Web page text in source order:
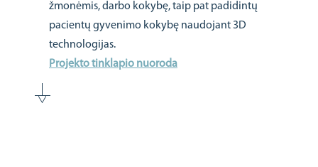
žmonėmis, darbo kokybę, taip pat padidintų
pacientų gyvenimo kokybę naudojant 3D
technologijas.
Projekto tinklapio nuoroda